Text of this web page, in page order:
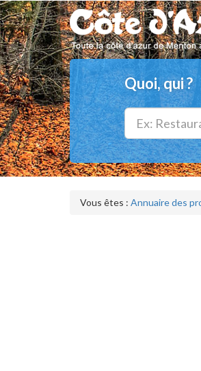
Quoi, qui ?
Vous êtes : Annuaire des